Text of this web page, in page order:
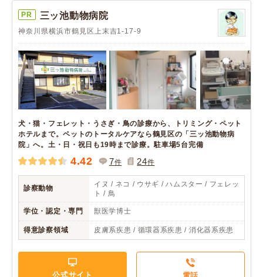
PR 三ッ池動物病院
神奈川県横浜市鶴見区上末吉1-17-9
犬・猫・フェレット・うさぎ・鳥の診療から、トリミング・ペット
ホテルまで。ペットのトータルケアなら鶴見区の「三ッ池動物病
院」へ。土・日・祝日も19時まで診療。駐車場5台完備
4.42 7件 24件
診察動物
イヌ / ネコ / ウサギ / ハムスター / フェレッ
ト / 鳥
学位・認定・専門 獣医学博士
得意診察領域 皮膚系疾患 / 循環器系疾患 / 消化器系疾患
公式サイト